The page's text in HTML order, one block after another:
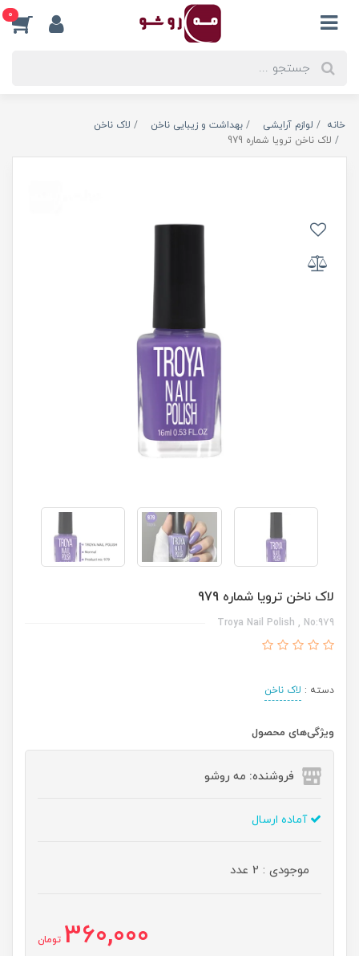
0
خانه لوازم آرایشی بهداشت و زیبایی ناخن
لاک ناخن
لاک ناخن ترویا شماره 979
لاک ناخن ترویا شماره 979
Troya Nail Polish , No:979
دسته : لاک ناخن
ویژگی‌های محصول
فروشنده: مه رو‌شو
آماده ارسال
موجودی : 2 عدد
360,000 تومان